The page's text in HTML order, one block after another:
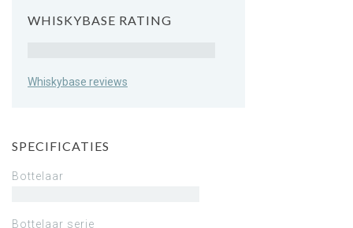
WHISKYBASE RATING
Whiskybase reviews
SPECIFICATIES
Bottelaar
Bottelaar serie